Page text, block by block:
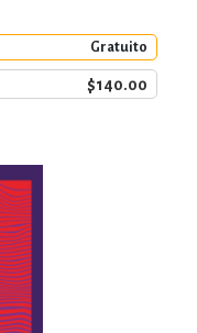
Gratuito
$140.00